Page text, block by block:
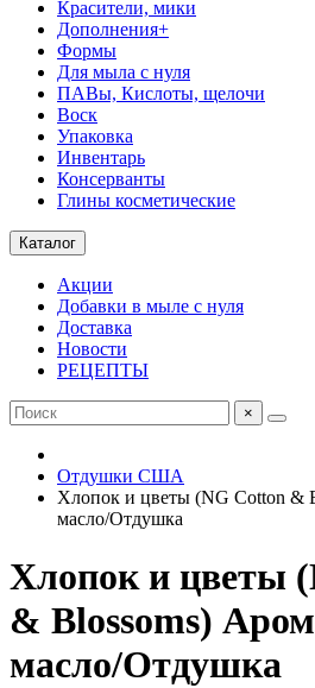
Красители, мики
Дополнения+
Формы
Для мыла с нуля
ПАВы, Кислоты, щелочи
Воск
Упаковка
Инвентарь
Консерванты
Глины косметические
Каталог
Акции
Добавки в мыле с нуля
Доставка
Новости
РЕЦЕПТЫ
×
Отдушки США
Хлопок и цветы (NG Cotton &
масло/Отдушка
Хлопок и цветы
& Blossoms)
масло/Отдушка